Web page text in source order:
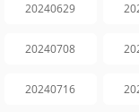
20240629
20240708
20240716